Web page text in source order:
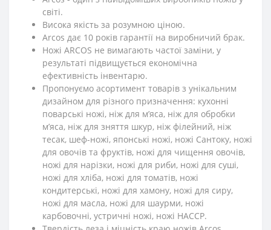
світі.
Висока якість за розумною ціною.
Arcos дає 10 років гарантії на виробничий брак.
Ножі ARCOS не вимагають частої заміни, у
результаті підвищується економічна
ефективність інвентарю.
Пропонуємо асортимент товарів з унікальним
дизайном для різного призначення: кухонні
поварські ножі, ніж для м’яса, ніж для обробки
м’яса, ніж для зняття шкур, ніж філейний, ніж
тесак, шеф-ножі, японські ножі, ножі Сантоку, ножі
для овочів та фруктів, ножі для чищення овочів,
ножі для нарізки, ножі для риби, ножі для суші,
ножі для хліба, ножі для томатів, ножі
кондитерські, ножі для хамону, ножі для сиру,
ножі для масла, ножі для шаурми, ножі
карбовочні, устричні ножі, ножі HACCP.